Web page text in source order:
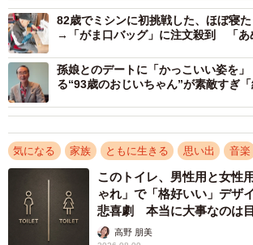
「そうですね、これまでも「ピアノ弾い
気軽に頼んできました。父は職人気質で
は全然ありません」
――拍手をもらったとき、お父様はどの
か？
「ニコニコしてわざわざ立ち上がって観
した。おそらく引退してからは久しぶり
でうれしそうでした。そんな父を見て私
82歳でミシンに初挑戦した、ほぼ寝
→「がま口バッグ」に注文殺到 「あ
孫娘とのデートに「かっこいい姿を
る“93歳のおじいちゃん”が素敵すぎ
気になる 家族 ともに生きる 思い出 音楽
このトイレ、男性用と女性
ゃれ」で「格好いい」デザ
悲喜劇 本当に大事なのは
く…高野 朋美